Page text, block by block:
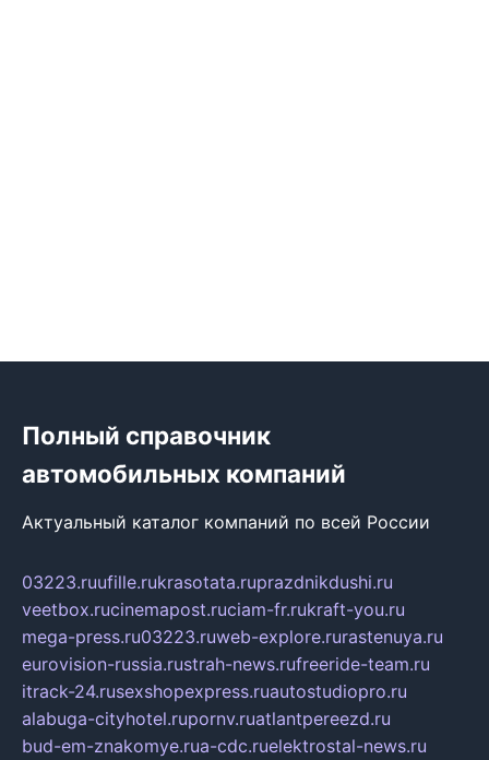
Полный справочник
автомобильных компаний
Актуальный каталог компаний по всей России
03223.ruufille.rukrasotata.ruprazdnikdushi.ru
veetbox.rucinemapost.ruciam-fr.rukraft-you.ru
mega-press.ru03223.ruweb-explore.rurastenuya.ru
eurovision-russia.rustrah-news.rufreeride-team.ru
itrack-24.rusexshopexpress.ruautostudiopro.ru
alabuga-cityhotel.rupornv.ruatlantpereezd.ru
bud-em-znakomye.rua-cdc.ruelektrostal-news.ru